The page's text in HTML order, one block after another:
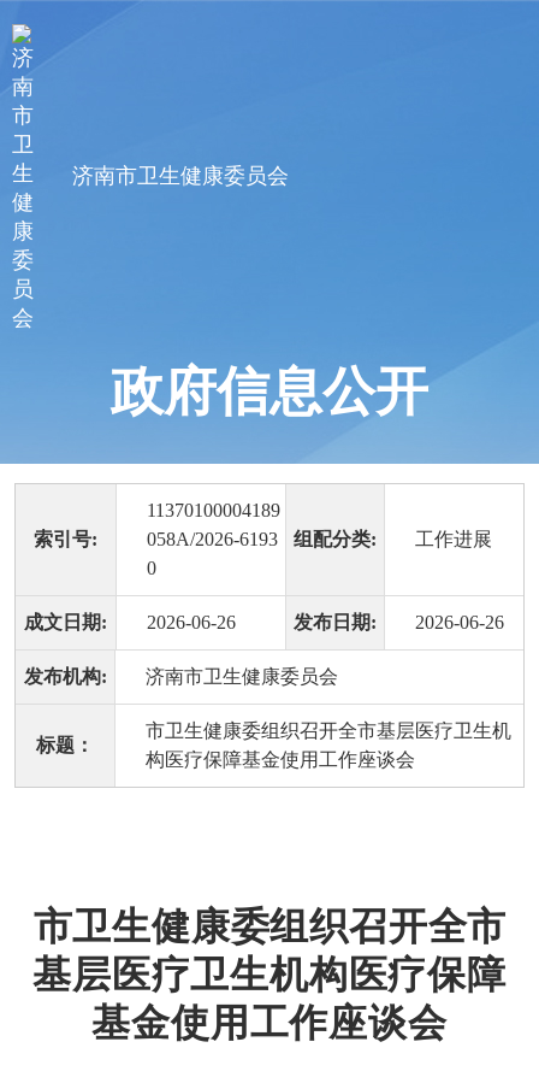
济南市卫生健康委员会
政府信息公开
索引号:
11370100004189
058A/2026-6193
0
组配分类: 工作进展
成文日期: 2026-06-26 发布日期: 2026-06-26
发布机构: 济南市卫生健康委员会
标题：
市卫生健康委组织召开全市基层医疗卫生机
构医疗保障基金使用工作座谈会
市卫生健康委组织召开全市
基层医疗卫生机构医疗保障
基金使用工作座谈会